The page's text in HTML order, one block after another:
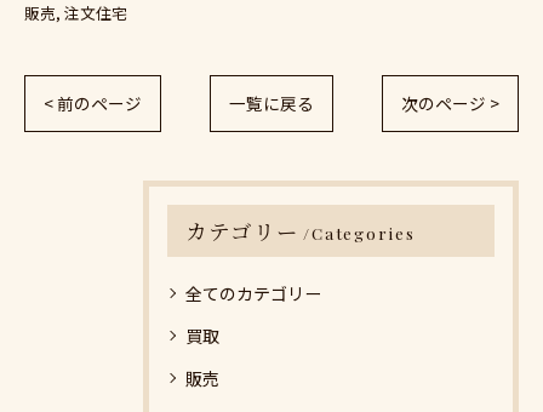
販売 注文住宅
< 前のページ 一覧に戻る 次のページ >
カテゴリー Categories
全てのカテゴリー
買取
販売